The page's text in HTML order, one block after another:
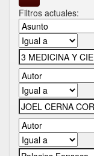
Filtros actuales: